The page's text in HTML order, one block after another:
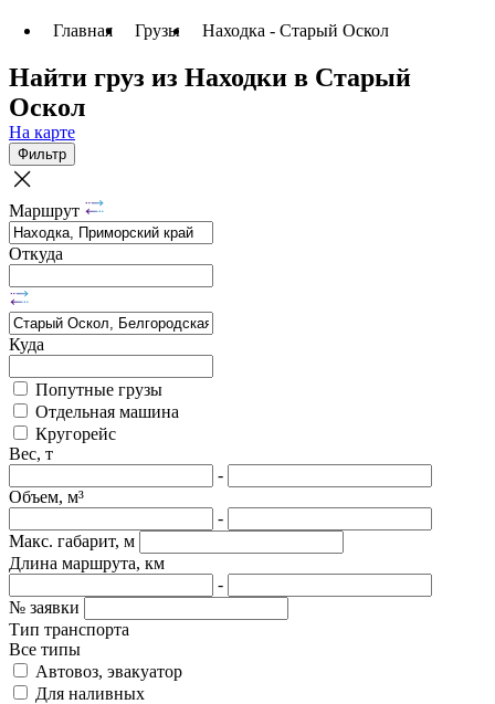
Главная Грузы Находка - Старый Оскол
Найти груз из Находки в Старый
Оскол
На карте
Фильтр
Маршрут
Откуда
Куда
Попутные грузы
Отдельная машина
Кругорейс
Вес, т
-
Объем, м³
-
Макс. габарит, м
Длина маршрута, км
-
№ заявки
Тип транспорта
Все типы
Автовоз, эвакуатор
Для наливных